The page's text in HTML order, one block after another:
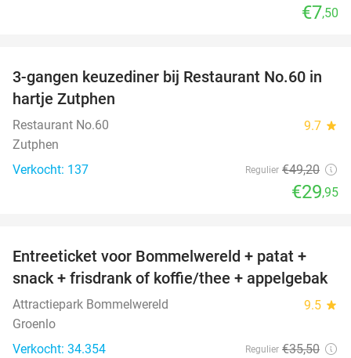
€7,50
39%
3-gangen keuzediner bij Restaurant No.60 in
hartje Zutphen
Restaurant No.60 9.7 star
Zutphen
Verkocht: 137
Regulier €49,20
€29,95
23%
Entreeticket voor Bommelwereld + patat +
snack + frisdrank of koffie/thee + appelgebak
Attractiepark Bommelwereld 9.5 star
Groenlo
Verkocht: 34.354
Regulier €35,50